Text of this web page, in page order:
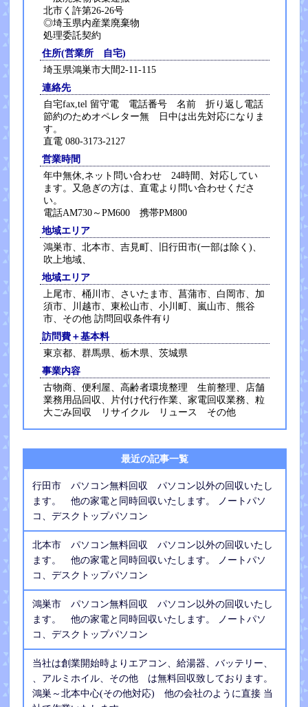
北市く許第26-26号
◎埼玉県内産業廃棄物
処理委託契約
住所(営業所 自宅)
埼玉県鴻巣市大間2-11-115
連絡先
自宅fax,tel 留守電 電話番号 名前 折り返し電話
節約のためオペレター無 日中は出先対応になりま
す。
直電 080-3173-2127
営業時間
年中無休,ネット問い合わせ 24時間、対応してい
ます。又急ぎの方は、直電より問い合わせくださ
い。
電話AM730～PM600 携帯PM800
地域エリア
鴻巣市、北本市、吉見町、旧行田市(一部は除く)、
吹上地域、
地域エリア
上尾市、桶川市、さいたま市、菖蒲市、白岡市、加
須市、川越市、東松山市、小川町、嵐山市、熊谷
市、その他 訪問回収条件有り
訪問費＋基本料
東京都、群馬県、栃木県、茨城県
事業内容
古物商、便利屋、高齢者環境整理 生前整理、店舗
業務用品回収、片付け代行作業、家電回収業務、粒
大ごみ回収 リサイクル リュース その他
最近の記事一覧
行田市 パソコン無料回収 パソコン以外の回収いたし
ます。 他の家電と同時回収いたします。 ノートパソ
コ、デスクトップパソコン
北本市 パソコン無料回収 パソコン以外の回収いたし
ます。 他の家電と同時回収いたします。 ノートパソ
コ、デスクトップパソコン
鴻巣市 パソコン無料回収 パソコン以外の回収いたし
ます。 他の家電と同時回収いたします。 ノートパソ
コ、デスクトップパソコン
当社は創業開始時よりエアコン、給湯器、バッテリー、
、アルミホイル、その他 は無料回収致しております。
鴻巣～北本中心(その他対応) 他の会社のように直接 当